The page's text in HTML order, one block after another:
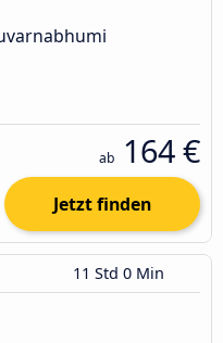
ab 164 €
Jetzt finden
11 Std 0 Min